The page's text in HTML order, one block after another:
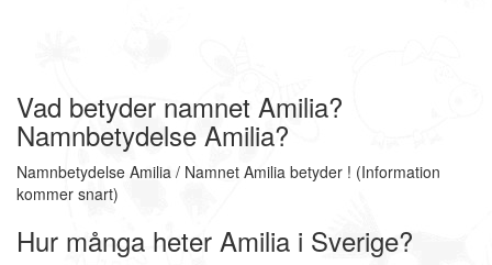
Vad betyder namnet Amilia?
Namnbetydelse Amilia?
Namnbetydelse Amilia / Namnet Amilia betyder ! (Information
kommer snart)
Hur många heter Amilia i Sverige?